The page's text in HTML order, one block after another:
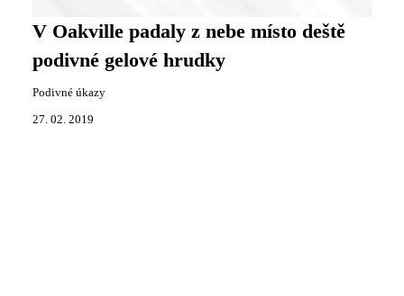
V Oakville padaly z nebe místo deště
podivné gelové hrudky
Podivné úkazy
27. 02. 2019